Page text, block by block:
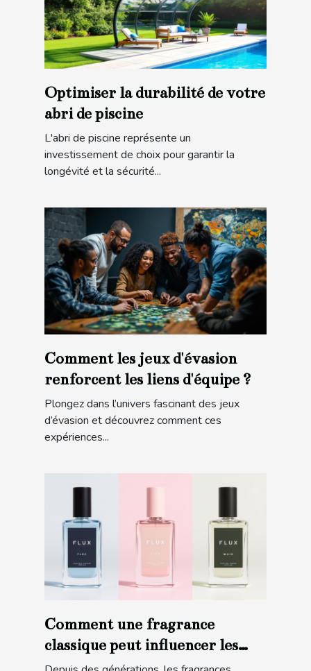
Optimiser la durabilité de votre
abri de piscine
L'abri de piscine représente un
investissement de choix pour garantir la
longévité et la sécurité...
Comment les jeux d'évasion
renforcent les liens d'équipe ?
Plongez dans l’univers fascinant des jeux
d’évasion et découvrez comment ces
expériences...
Comment une fragrance
classique peut influencer les
tendances modernes ?